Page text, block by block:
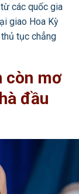
các quốc gia
giao Hoa Kỳ
tục chẳng
còn mơ
đầu